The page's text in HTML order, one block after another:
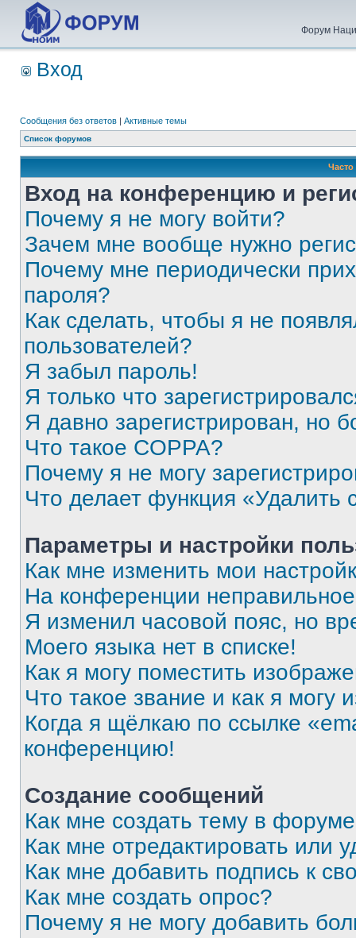
Форум
Вход
Сообщения без ответов | Активные темы
Список форумов
Вход на конференцию и
Почему я не могу войти?
Зачем мне вообще нужно
Почему мне периодически
пароля?
Как сделать, чтобы я не
пользователей?
Я забыл пароль!
Я только что
Я давно зарегистрирован, но
Что такое COPPA?
Почему я не могу
Что делает функция «Удалить
Параметры и настройки
Как мне изменить мои
На конференции
Я изменил часовой пояс, но
Моего языка нет в списке!
Как я могу поместить
Что такое звание и как я могу
Когда я щёлкаю по ссылке
конференцию!
Создание сообщений
Как мне создать тему в
Как мне отредактировать или
Как мне добавить подпись к
Как мне создать опрос?
Почему я не могу добавить